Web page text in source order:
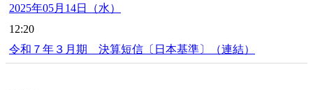
2025年05月14日（水）
12:20
令和７年３月期 決算短信〔日本基準〕（連結）